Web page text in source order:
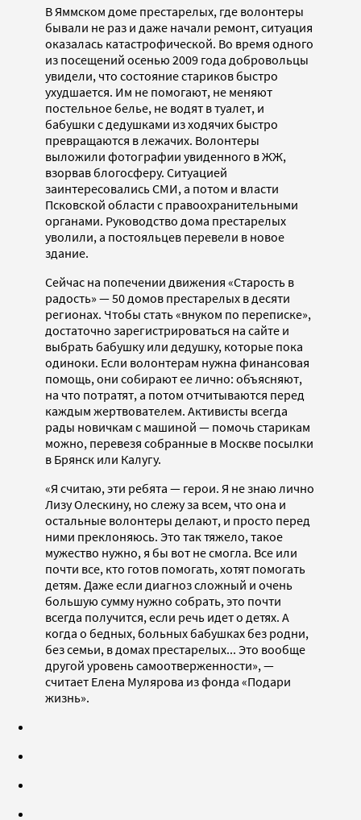
В Яммском доме престарелых, где волонтеры
бывали не раз и даже начали ремонт, ситуация
оказалась катастрофической. Во время одного
из посещений осенью 2009 года добровольцы
увидели, что состояние стариков быстро
ухудшается. Им не помогают, не меняют
постельное белье, не водят в туалет, и
бабушки с дедушками из ходячих быстро
превращаются в лежачих. Волонтеры
выложили фотографии увиденного в ЖЖ,
взорвав блогосферу. Ситуацией
заинтересовались СМИ, а потом и власти
Псковской области с правоохранительными
органами. Руководство дома престарелых
уволили, а постояльцев перевели в новое
здание.
Сейчас на попечении движения «Старость в
радость» — 50 домов престарелых в десяти
регионах. Чтобы стать «внуком по переписке»,
достаточно зарегистрироваться на сайте и
выбрать бабушку или дедушку, которые пока
одиноки. Если волонтерам нужна финансовая
помощь, они собирают ее лично: объясняют,
на что потратят, а потом отчитываются перед
каждым жертвователем. Активисты всегда
рады новичкам с машиной — помочь старикам
можно, перевезя собранные в Москве посылки
в Брянск или Калугу.
«Я считаю, эти ребята — герои. Я не знаю лично
Лизу Олескину, но слежу за всем, что она и
остальные волонтеры делают, и просто перед
ними преклоняюсь. Это так тяжело, такое
мужество нужно, я бы вот не смогла. Все или
почти все, кто готов помогать, хотят помогать
детям. Даже если диагноз сложный и очень
большую сумму нужно собрать, это почти
всегда получится, если речь идет о детях. А
когда о бедных, больных бабушках без родни,
без семьи, в домах престарелых... Это вообще
другой уровень самоотверженности», —
считает Елена Мулярова из фонда «Подари
жизнь».